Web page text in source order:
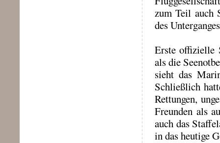
zum Teil auch
des
Erste offizielle
als die
sieht das
Schließlich
Rettungen,
Freunden als
auch das
in das heutige